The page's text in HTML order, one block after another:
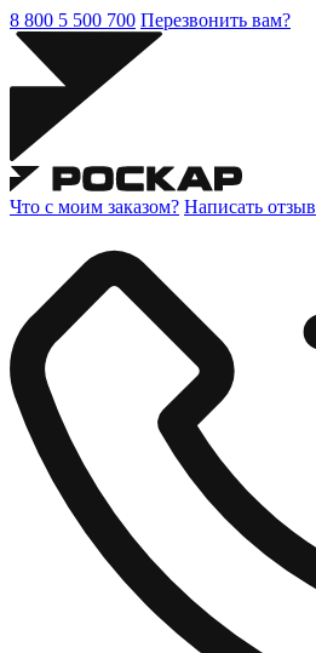
8 800 5 500 700 Перезвонить вам?
Что с моим заказом? Написать отзыв